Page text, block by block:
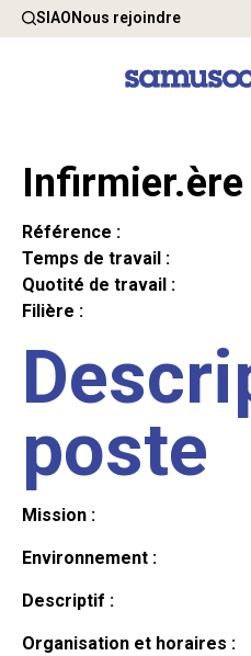
SIAONous rejoindre
Référence :
Temps de travail :
Quotité de travail :
Filière :
poste
Mission :
Environnement :
Descriptif :
Organisation et horaires :